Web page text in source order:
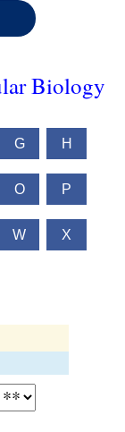
Biology
G H
O P
W X